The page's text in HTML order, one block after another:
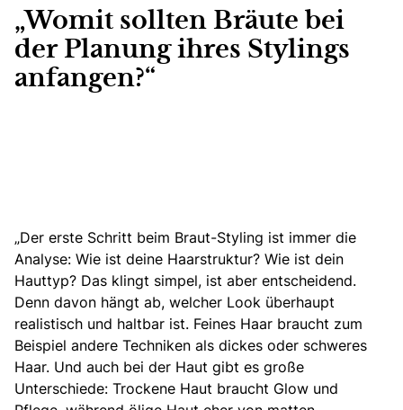
„Womit sollten Bräute bei
der Planung ihres Stylings
anfangen?“
„Der erste Schritt beim Braut-Styling ist immer die
Analyse: Wie ist deine Haarstruktur? Wie ist dein
Hauttyp? Das klingt simpel, ist aber entscheidend.
Denn davon hängt ab, welcher Look überhaupt
realistisch und haltbar ist. Feines Haar braucht zum
Beispiel andere Techniken als dickes oder schweres
Haar. Und auch bei der Haut gibt es große
Unterschiede: Trockene Haut braucht Glow und